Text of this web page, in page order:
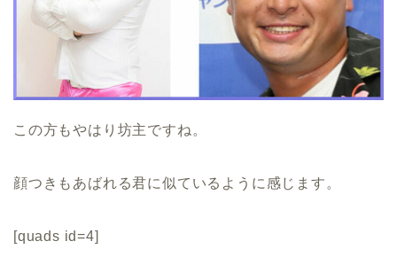
この方もやはり坊主ですね。
顔つきもあばれる君に似ているように感じます。
[quads id=4]